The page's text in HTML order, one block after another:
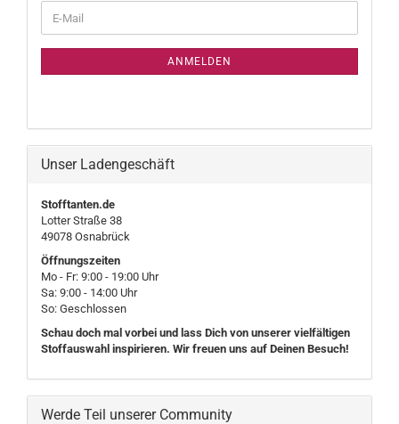
ZUR
E-
Mail
ANMELDEN
Unser Ladengeschäft
Stofftanten.de
Lotter Straße 38
49078 Osnabrück
Öffnungszeiten
Mo - Fr: 9:00 - 19:00 Uhr
Sa: 9:00 - 14:00 Uhr
So: Geschlossen
Schau doch mal vorbei und lass Dich von unserer vielfältigen
Stoffauswahl inspirieren. Wir freuen uns auf Deinen Besuch!
Werde Teil unserer Community